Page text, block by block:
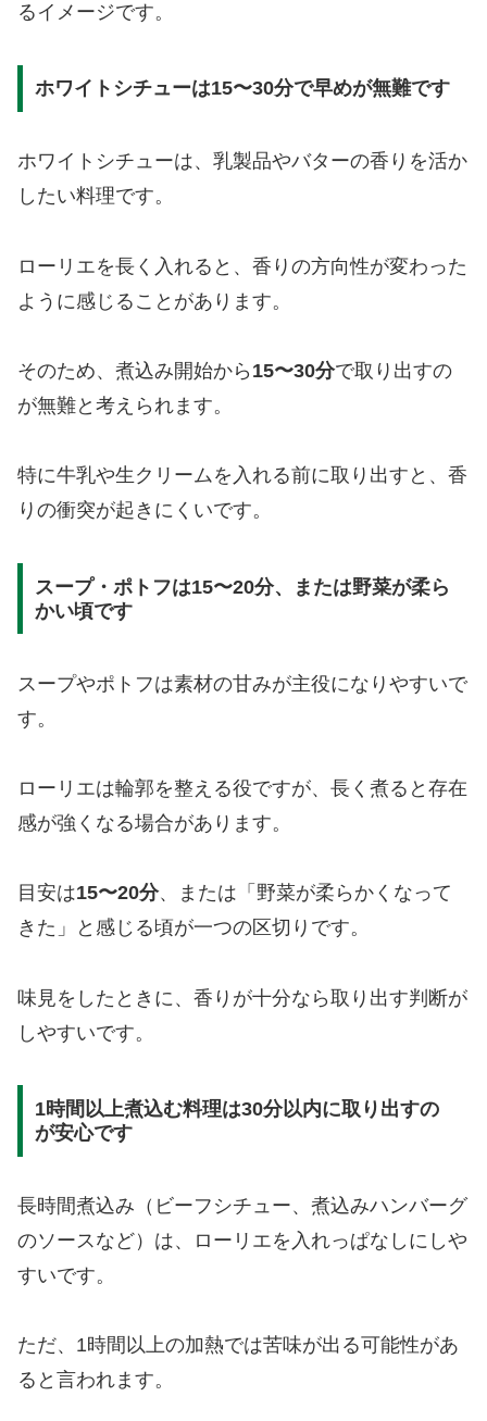
るイメージです。
ホワイトシチューは15〜30分で早めが無難です
ホワイトシチューは、乳製品やバターの香りを活か
したい料理です。
ローリエを長く入れると、香りの方向性が変わった
ように感じることがあります。
そのため、煮込み開始から 15〜30分で取り出すの
が無難と考えられます。
特に牛乳や生クリームを入れる前に取り出すと、香
りの衝突が起きにくいです。
スープ・ポトフは15〜20分、または野菜が柔ら
かい頃です
スープやポトフは素材の甘みが主役になりやすいで
す。
ローリエは輪郭を整える役ですが、長く煮ると存在
感が強くなる場合があります。
目安は15〜20分、または「野菜が柔らかくなって
きた」と感じる頃が一つの区切りです。
味見をしたときに、香りが十分なら取り出す判断が
しやすいです。
1時間以上煮込む料理は30分以内に取り出すの
が安心です
長時間煮込み（ビーフシチュー、煮込みハンバーグ
のソースなど）は、ローリエを入れっぱなしにしや
すいです。
ただ、1時間以上の加熱では苦味が出る可能性があ
ると言われます。